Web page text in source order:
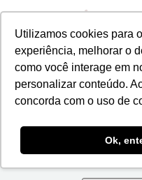
Utilizamos cookies para
experiência, melhorar o
como você interage em
personalizar conteúdo.
concorda com o uso de
Ok,
Início/Escritório/
BLOCOS DE